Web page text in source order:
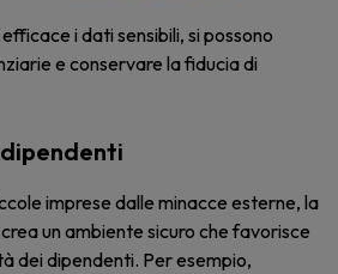
i dati sensibili, si possono
e conservare la fiducia di
imprese dalle minacce esterne, la
un ambiente sicuro che favorisce
dei dipendenti. Per esempio,